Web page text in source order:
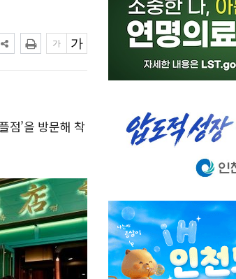
점’을 방문해 착